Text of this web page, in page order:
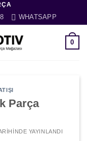
WHATSAPP
0
Parça
YAYINLANDI